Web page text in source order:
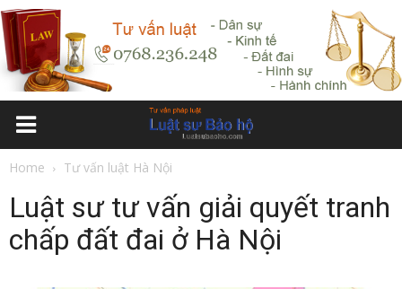
Home Tư vấn luật Hà Nội
Luật sư tư vấn giải quyết tranh
chấp đất đai ở Hà Nội